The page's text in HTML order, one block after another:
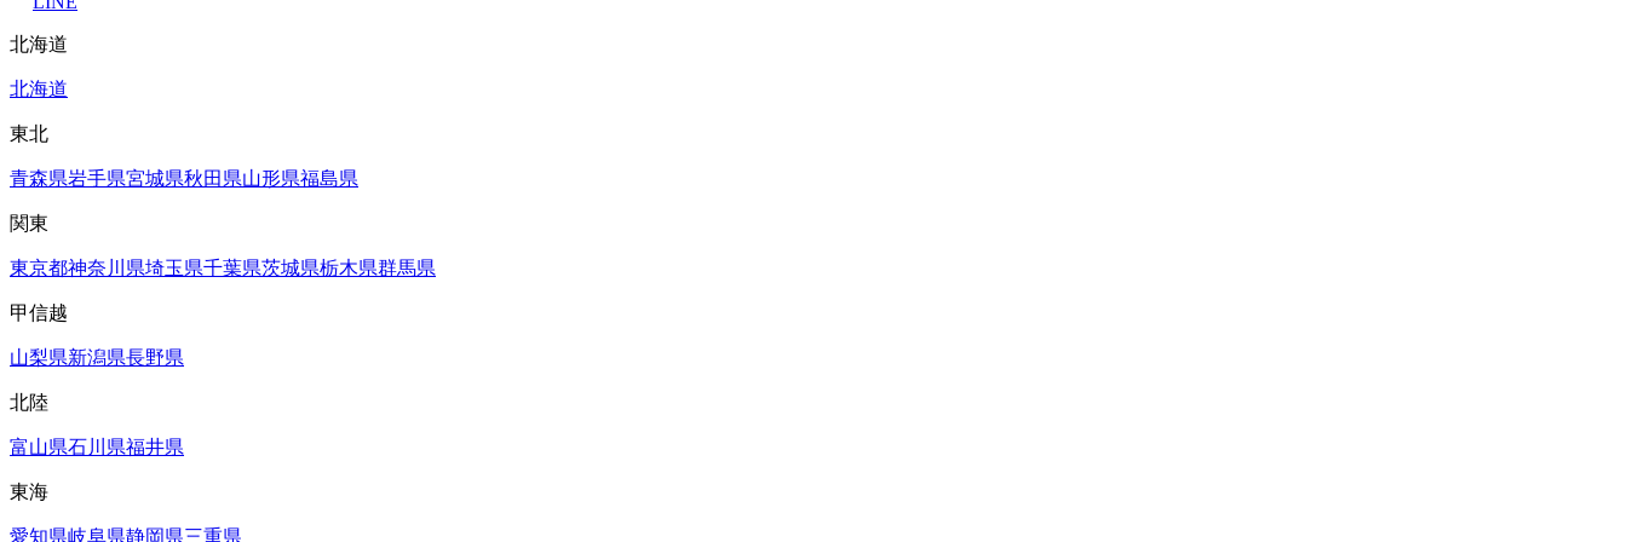
北海道
北海道
東北
青森県岩手県宮城県秋田県山形県福島県
関東
東京都神奈川県埼玉県千葉県茨城県栃木県群馬県
甲信越
山梨県新潟県長野県
北陸
富山県石川県福井県
東海
愛知県岐阜県静岡県三重県